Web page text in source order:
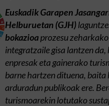
Euskadik Garapen
Helburuetan (GJH)
bokazioaprozesu
integratzaile gisa lantzen
enpresak eta gainerako
barne hartzen dituena, baita
arduradun publikoak ere.
turismoarekin lotutako